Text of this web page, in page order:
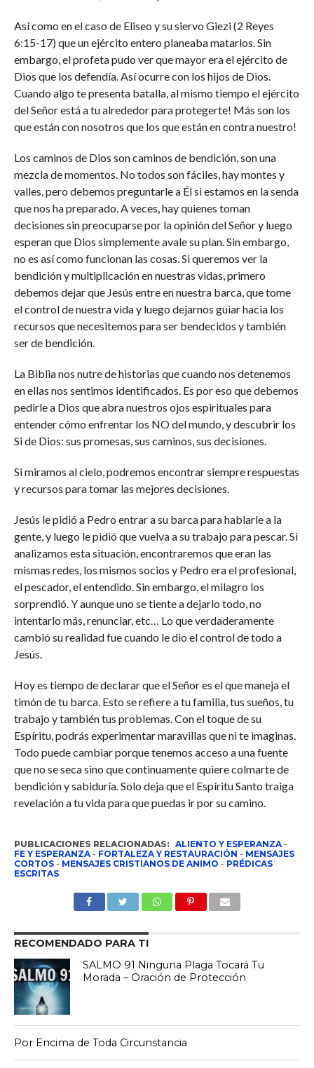
Así como en el caso de Eliseo y su siervo Giezi (2 Reyes
6:15-17) que un ejército entero planeaba matarlos. Sin
embargo, el profeta pudo ver que mayor era el ejército de
Dios que los defendía. Así ocurre con los hijos de Dios.
Cuando algo te presenta batalla, al mismo tiempo el ejército
del Señor está a tu alrededor para protegerte! Más son los
que están con nosotros que los que están en contra nuestro!
Los caminos de Dios son caminos de bendición, son una
mezcla de momentos. No todos son fáciles, hay montes y
valles, pero debemos preguntarle a Él si estamos en la senda
que nos ha preparado. A veces, hay quienes toman
decisiones sin preocuparse por la opinión del Señor y luego
esperan que Dios simplemente avale su plan. Sin embargo,
no es así como funcionan las cosas. Si queremos ver la
bendición y multiplicación en nuestras vidas, primero
debemos dejar que Jesús entre en nuestra barca, que tome
el control de nuestra vida y luego dejarnos guiar hacia los
recursos que necesitemos para ser bendecidos y también
ser de bendición.
La Biblia nos nutre de historias que cuando nos detenemos
en ellas nos sentimos identificados. Es por eso que debemos
pedirle a Dios que abra nuestros ojos espirituales para
entender cómo enfrentar los NO del mundo, y descubrir los
Si de Dios: sus promesas, sus caminos, sus decisiones.
Si miramos al cielo, podremos encontrar siempre respuestas
y recursos para tomar las mejores decisiones.
Jesús le pidió a Pedro entrar a su barca para hablarle a la
gente, y luego le pidió que vuelva a su trabajo para pescar. Si
analizamos esta situación, encontraremos que eran las
mismas redes, los mismos socios y Pedro era el profesional,
el pescador, el entendido. Sin embargo, el milagro los
sorprendió. Y aunque uno se tiente a dejarlo todo, no
intentarlo más, renunciar, etc… Lo que verdaderamente
cambió su realidad fue cuando le dio el control de todo a
Jesús.
Hoy es tiempo de declarar que el Señor es el que maneja el
timón de tu barca. Esto se refiere a tu familia, tus sueños, tu
trabajo y también tus problemas. Con el toque de su
Espíritu, podrás experimentar maravillas que ni te imaginas.
Todo puede cambiar porque tenemos acceso a una fuente
que no se seca sino que continuamente quiere colmarte de
bendición y sabiduría. Solo deja que el Espíritu Santo traiga
revelación a tu vida para que puedas ir por su camino.
PUBLICACIONES RELACIONADAS: ALIENTO Y ESPERANZA-
FE Y ESPERANZA- FORTALEZA Y RESTAURACIÓN - MENSAJES
CORTOS- MENSAJES CRISTIANOS DE ANIMO - PRÉDICAS
ESCRITAS
RECOMENDADO PARA TI
SALMO 91 Ninguna Plaga Tocará Tu
Morada – Oración de Protección
Por Encima de Toda Circunstancia